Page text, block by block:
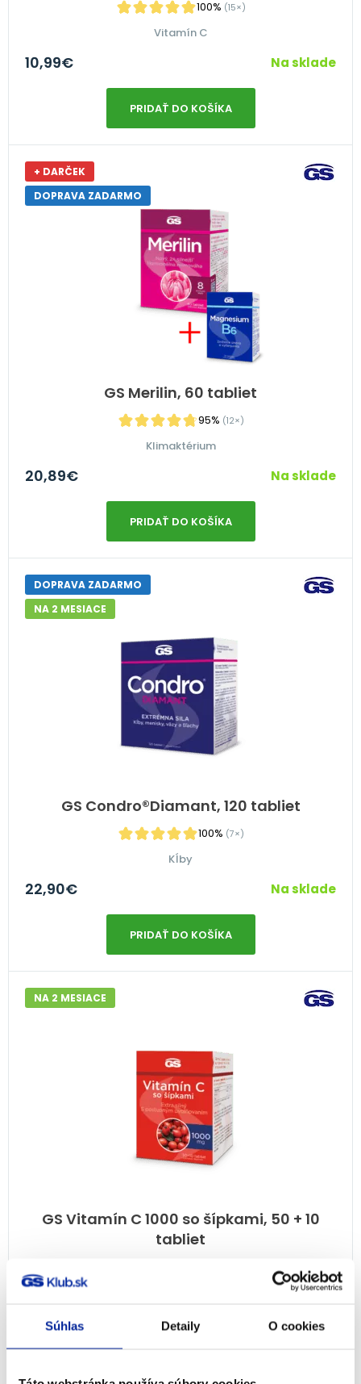
Súhlas Detaily O cookies
100% (15×)
Vitamín C
10,99€ Na sklade
PRIDAŤ DO KOŠÍKA
GS Merilin, 60 tabliet
95% (12×)
+ DARČEK
DOPRAVA ZADARMO
Klimaktérium
20,89€ Na sklade
PRIDAŤ DO KOŠÍKA
GS Condro®Diamant, 120 tabliet
100% (7×)
DOPRAVA ZADARMO
NA 2 MESIACE
Kĺby
22,90€ Na sklade
PRIDAŤ DO KOŠÍKA
GS Vitamín C 1000 so šípkami, 50 + 10
tabliet
NA 2 MESIACE
7,99€ Na sklade